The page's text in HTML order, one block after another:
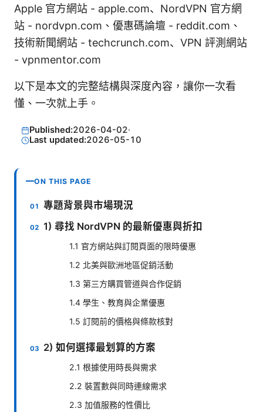
Apple 官方網站 - apple.com、NordVPN 官方網
站 - nordvpn.com、優惠碼論壇 - reddit.com、
技術新聞網站 - techcrunch.com、VPN 評測網站
- vpnmentor.com
以下是本文的完整結構與深度內容，讓你一次看
懂、一次就上手。
Published:2026-04-02·
Last updated:2026-05-10
ON THIS PAGE
專題背景與市場現況
1) 尋找 NordVPN 的最新優惠與折扣
1.1 官方網站與訂閱頁面的限時優惠
1.2 北美與歐洲地區促銷活動
1.3 第三方購買管道與合作促銷
1.4 學生、教育與企業優惠
1.5 訂閱前的價格與條款核對
2) 如何選擇最划算的方案
2.1 根據使用時長與需求
2.2 裝置數與同時連線需求
2.3 加值服務的性價比